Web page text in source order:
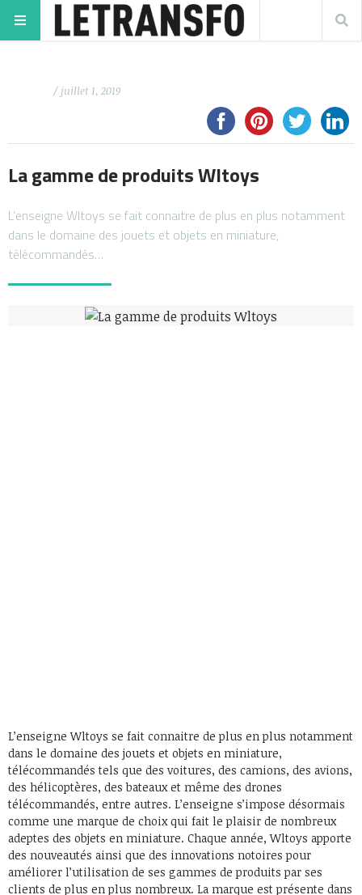
/ juillet 1, 2019
La gamme de produits Wltoys
L’enseigne Wltoys se fait connaitre de plus en plus notamment
dans le domaine des jouets et objets en miniature,
télécommandés…
L’enseigne Wltoys se fait connaitre de plus en plus notamment
dans le domaine des jouets et objets en miniature,
télécommandés tels que des voitures, des camions, des avions,
des hélicoptères, des bateaux et même des drones
télécommandés, entre autres. L’enseigne s’impose désormais
comme une marque de choix qui fait le plaisir de nombreux
adeptes des objets en miniature. Chaque année, Wltoys apporte
des nouveautés ainsi que des innovations notoires pour
améliorer l’utilisation de ses gammes de produits par ses
clients de plus en plus nombreux. La marque est présente dans